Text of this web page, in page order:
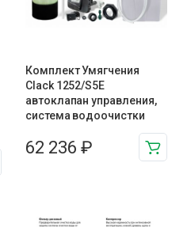
Комплект Умягчения
Clack 1252/S5E
автоклапан управления,
система водоочистки
62 236 ₽